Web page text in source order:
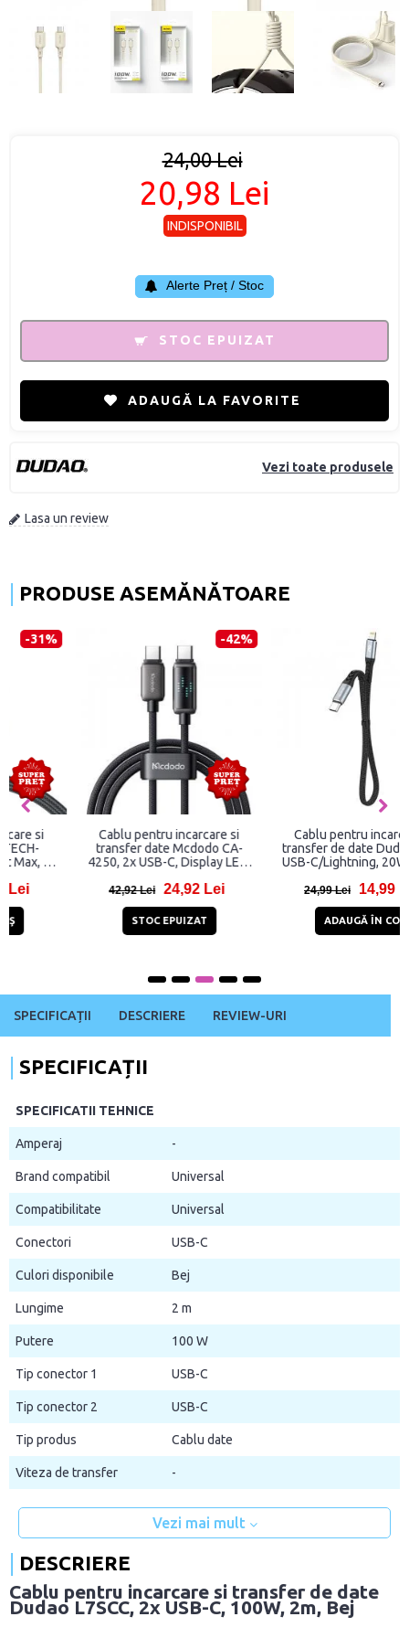
Vezi toate produsele
Lasa un review
24,00 Lei
20,98 Lei
INDISPONIBIL
Alerte Preț / Stoc
STOC EPUIZAT
ADAUGĂ LA FAVORITE
PRODUSE ASEMĂNĂTOARE
Cablu pentru incarcare si
transfer date Mcdodo CA-
4250, 2x USB-C, Display LED,
24,92 Lei
STOC EPUIZAT
-40%
Cablu pentru incarcare si
transfer de date Dudao L10P,
USB-C/Lightning, 20W, 23cm,
14,99 Lei
ADAUGĂ ÎN COŞ
SPECIFICAȚII DESCRIERE REVIEW-URI
SPECIFICAȚII
SPECIFICATII TEHNICE
Amperaj -
Brand compatibil Universal
Compatibilitate Universal
Conectori USB-C
Culori disponibile Bej
Lungime 2 m
Putere 100 W
Tip conector 1 USB-C
Tip conector 2 USB-C
Tip produs Cablu date
Viteza de transfer -
Vezi mai mult
DESCRIERE
Cablu pentru incarcare si transfer de date
Dudao L7SCC, 2x USB-C, 100W, 2m, Bej